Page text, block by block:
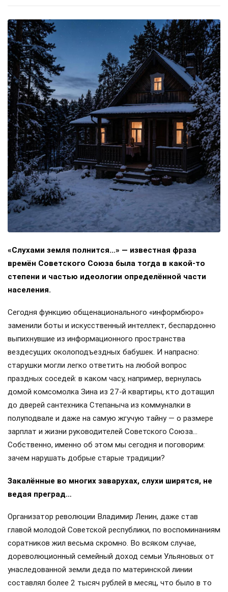
«Слухами земля полнится…» — известная фраза
времён Советского Союза была тогда в какой-то
степени и частью идеологии определённой части
населения.
Сегодня функцию общенационального «информбюро»
заменили боты и искусственный интеллект, беспардонно
выпихнувшие из информационного пространства
вездесущих околоподъездных бабушек. И напрасно:
старушки могли легко ответить на любой вопрос
праздных соседей: в каком часу, например, вернулась
домой комсомолка Зина из 27-й квартиры, кто дотащил
до дверей сантехника Степаныча из коммуналки в
полуподвале и даже на самую жгучую тайну — о размере
зарплат и жизни руководителей Советского Союза…
Собственно, именно об этом мы сегодня и поговорим:
зачем нарушать добрые старые традиции?
Закалённые во многих заварухах, слухи ширятся, не
ведая преград…
Организатор революции Владимир Ленин, даже став
главой молодой Советской республики, по воспоминаниям
соратников жил весьма скромно. Во всяком случае,
дореволюционный семейный доход семьи Ульяновых от
унаследованной земли деда по материнской линии
составлял более 2 тысяч рублей в месяц, что было в то